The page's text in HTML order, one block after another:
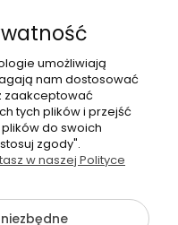
+48
141
363
Napisz
umożliwiają
nam dostosować
zaakceptować
tych plików i przejść
do swoich
zgody".
w naszej Polityce